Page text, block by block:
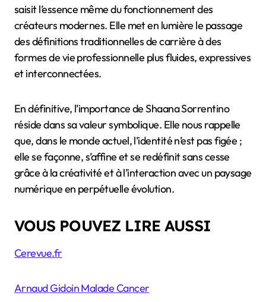
saisit l’essence même du fonctionnement des
créateurs modernes. Elle met en lumière le passage
des définitions traditionnelles de carrière à des
formes de vie professionnelle plus fluides, expressives
et interconnectées.
En définitive, l’importance de Shaana Sorrentino
réside dans sa valeur symbolique. Elle nous rappelle
que, dans le monde actuel, l’identité n’est pas figée ;
elle se façonne, s’affine et se redéfinit sans cesse
grâce à la créativité et à l’interaction avec un paysage
numérique en perpétuelle évolution.
VOUS POUVEZ LIRE AUSSI
Cerevue.fr
Arnaud Gidoin Malade Cancer